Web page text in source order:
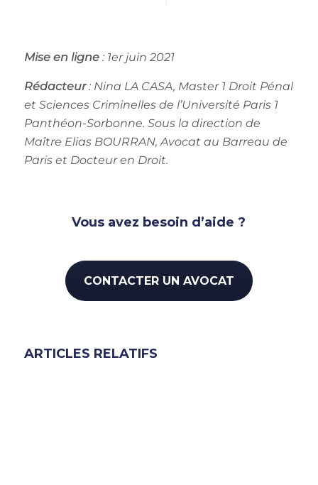
Mise en ligne: 1er juin 2021
Rédacteur: Nina LA CASA, Master 1 Droit Pénal
et Sciences Criminelles de l’Université Paris 1
Panthéon-Sorbonne. Sous la direction de
Maître Elias BOURRAN, Avocat au Barreau de
Paris et Docteur en Droit.
Vous avez besoin d’aide ?
CONTACTER UN AVOCAT
ARTICLES RELATIFS